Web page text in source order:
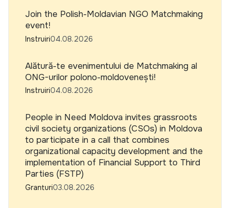
Join the Polish-Moldavian NGO Matchmaking
event!
Instruiri04.08.2026
Alătură-te evenimentului de Matchmaking al
ONG-urilor polono-moldovenești!
Instruiri04.08.2026
People in Need Moldova invites grassroots
civil society organizations (CSOs) in Moldova
to participate in a call that combines
organizational capacity development and the
implementation of Financial Support to Third
Parties (FSTP)
Granturi03.08.2026